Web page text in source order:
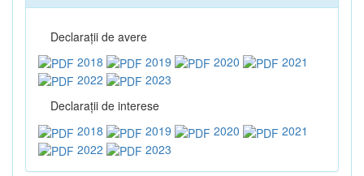
Declaraţii de avere
2018
2019 2020
2021
2022
2023
Declaraţii de interese
2018
2019 2020
2021
2022
2023